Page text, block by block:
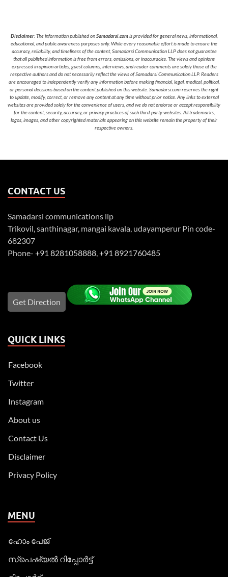
Disclaimer: The information published onSamadarsi.comis provided for general news, informational,
educational, and public awareness purposes only. While every reasonable effort is made to ensure the
accuracy, reliability, and timeliness of the content, Samadarsi Communication LLP does not guarantee
that all published information is free from errors, omissions, or inaccuracies. The views and opinions
expressed in opinion articles, guest columns, interviews, and reader comments are solely those of the
respective authors and do not necessarily reflect the views of Samadarsi Communication LLP. Readers
are encouraged to independently verify any information before making financial, legal, medical, political,
or personal decisions based on the content published on this website. Samadarsi.com reserves the right
to update, modify, correct, or remove any content at any time without prior notice. Any links to external
websites are provided solely for the convenience of users, and we do not endorse or accept responsibility
for the content, security, accuracy, or privacy practices of such third-party websites. All trademarks,
logos, images, and other copyrighted materials appearing on this website remain the property of their
respective owners.
CONTACT US
Samadarsi communications llp
Trikovil, santhinagar, mangai kavala, udayamperur Pin code-
682307
Phone- +91 8281058888 +91 8921760485
Get Direction
QUICK LINKS
Facebook
Twitter
Instagram
About us
Contact Us
Disclaimer
Privacy Policy
MENU
ഹോം പേജ്
സ്പെഷ്യൽ റിപ്പോര്‍ട്ട്